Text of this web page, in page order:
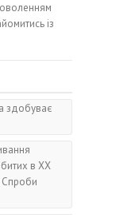
із
здобуває
в ХХ
Спроби